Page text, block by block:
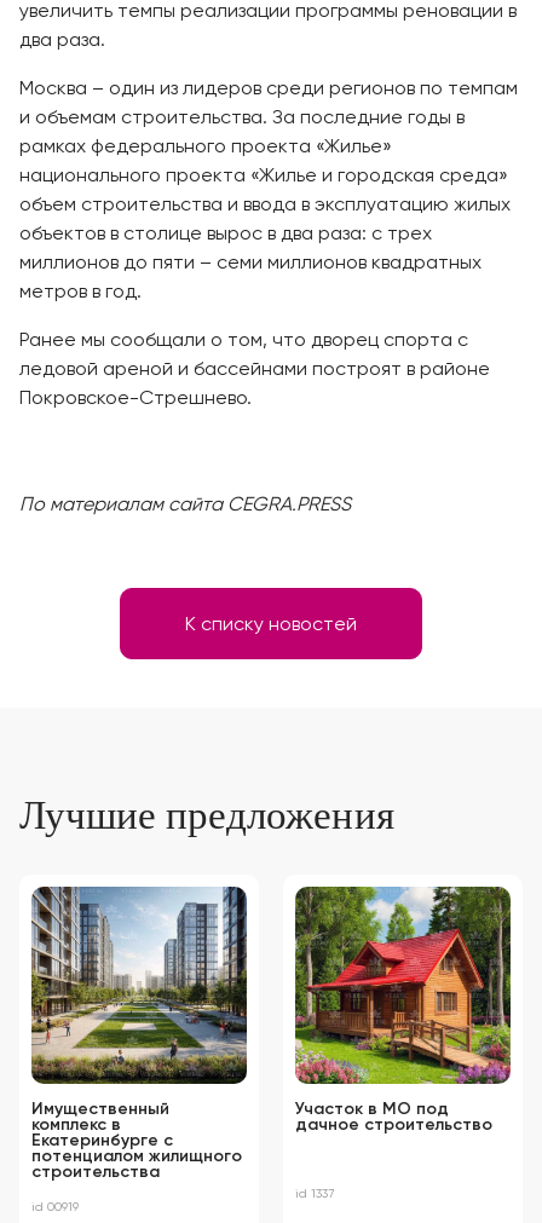
увеличить темпы реализации программы реновации в
два раза.
Москва – один из лидеров среди регионов по темпам
и объемам строительства. За последние годы в
рамках федерального проекта «Жилье»
национального проекта «Жилье и городская среда»
объем строительства и ввода в эксплуатацию жилых
объектов в столице вырос в два раза: с трех
миллионов до пяти – семи миллионов квадратных
метров в год.
Ранее мы сообщали о том, что дворец спорта с
ледовой ареной и бассейнами построят в районе
Покровское-Стрешнево.
По материалам сайта CEGRA.PRESS
К списку новостей
Лучшие предложения
Имущественный
комплекс в
Екатеринбурге с
потенциалом жилищного
строительства
id 00919
Участок в МО под
дачное строительство
id 1337